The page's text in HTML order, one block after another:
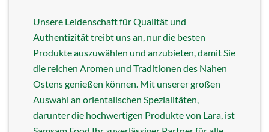
Unsere Leidenschaft für Qualität und
Authentizität treibt uns an, nur die besten
Produkte auszuwählen und anzubieten, damit Sie
die reichen Aromen und Traditionen des Nahen
Ostens genießen können. Mit unserer großen
Auswahl an orientalischen Spezialitäten,
darunter die hochwertigen Produkte von Lara, ist